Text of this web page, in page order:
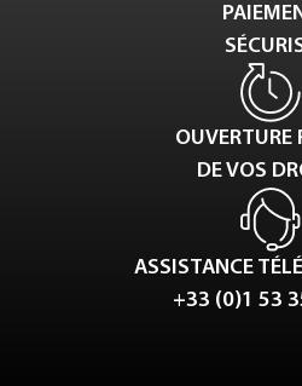
OUVERTURE
DE VOS
ASSISTANCE
+33 (0)1 53